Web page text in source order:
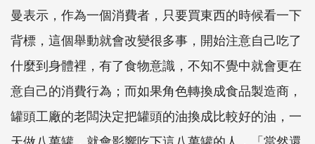
曼表示，作為一個消費者，只要買東西的時候看一下
背標，這個舉動就會改變很多事，開始注意自己吃了
什麼到身體裡，有了食物意識，不知不覺中就會更在
意自己的消費行為；而如果角色轉換成食品製造商，
罐頭工廠的老闆決定把罐頭的油換成比較好的油，一
天做八萬罐，就會影響吃下這八萬罐的人，「當然還